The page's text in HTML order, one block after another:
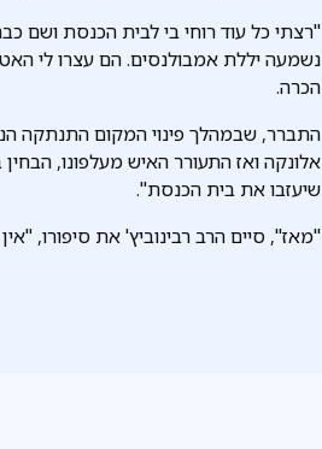
"רצתי כל עוד רוחי בי לבית הכנסת ושם
נשמעה יללת אמבולנסים. הם עצרו לי
הכרה.
התברר, שבמהלך פינוי המקום התנתקה
אלונקה ואז התעורר האיש מעלפונו,
שיעזבו את בית הכנסת".
"מאז", סיים הרב רבינוביץ' את סיפורו,